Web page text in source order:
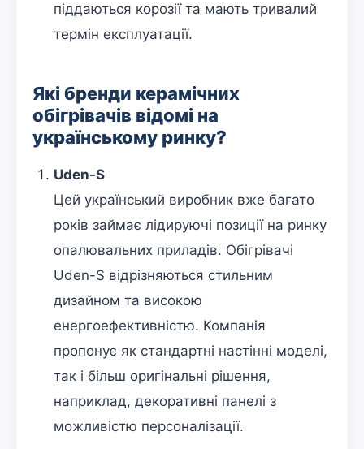
піддаються корозії та мають тривалий
термін експлуатації.
Які бренди керамічних
обігрівачів відомі на
українському ринку?
Uden-S
Цей український виробник вже багато
років займає лідируючі позиції на ринку
опалювальних приладів. Обігрівачі
Uden-S відрізняються стильним
дизайном та високою
енергоефективністю. Компанія
пропонує як стандартні настінні моделі,
так і більш оригінальні рішення,
наприклад, декоративні панелі з
можливістю персоналізації.